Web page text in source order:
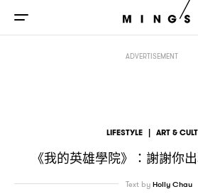
ADVERTISEMENT
LIFESTYLE | ART &
《我的英雄學院》 ： 謝謝你
Text byHolly Chau
謝謝你出現在我的青春裡